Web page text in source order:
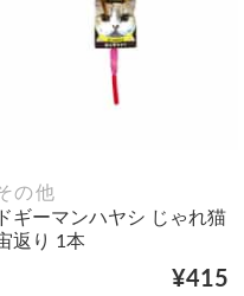
の他
ドギーマンハヤシ じゃれ猫
返り 1本
¥415